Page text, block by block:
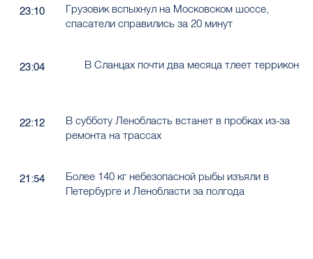
23:10
Грузовик вспыхнул на Московском шоссе,
спасатели справились за 20 минут
23:04 В Сланцах почти два месяца тлеет террикон
22:12
В субботу Ленобласть встанет в пробках из-за
ремонта на трассах
21:54
Более 140 кг небезопасной рыбы изъяли в
Петербурге и Ленобласти за полгода